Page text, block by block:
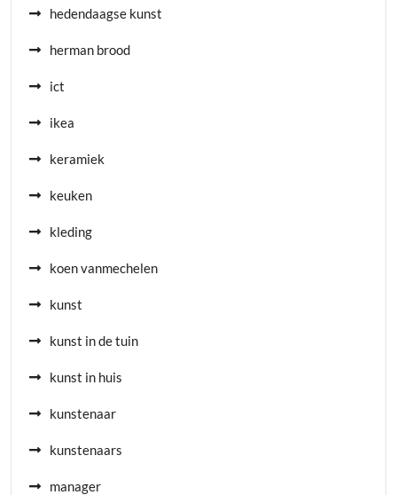
hedendaagse kunst
herman brood
ict
ikea
keramiek
keuken
kleding
koen vanmechelen
kunst
kunst in de tuin
kunst in huis
kunstenaar
kunstenaars
manager